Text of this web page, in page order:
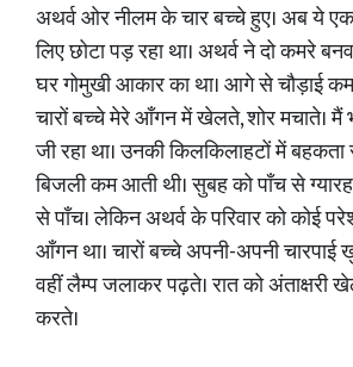
अथर्व ओर नीलम के चार बच्चे हुए। अब ये
लिए छोटा पड़ रहा था। अथर्व ने दो कमरे
घर गोमुखी आकार का था। आगे से चौड़ाई
चारों बच्चे मेरे आँगन में खेलते, शोर मचाते।
जी रहा था। उनकी किलकिलाहटों में
बिजली कम आती थी। सुबह को पाँच से
से पाँच। लेकिन अथर्व के परिवार को कोई
आँगन था। चारों बच्चे अपनी-अपनी
वहीं लैम्प जलाकर पढ़ते। रात को अंताक्षरी
करते।